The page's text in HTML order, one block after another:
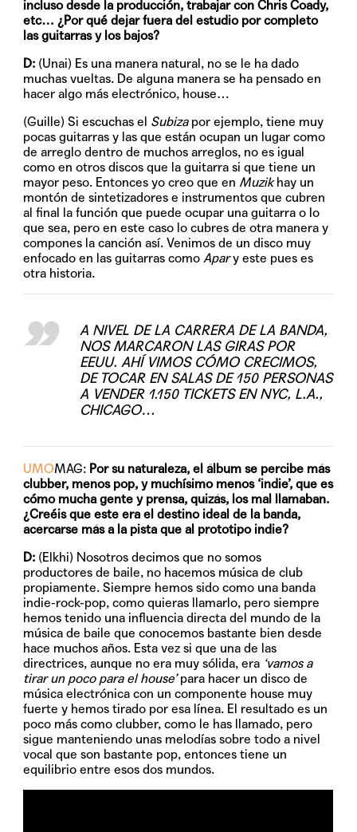
incluso desde la producción, trabajar con Chris Coady,
etc… ¿Por qué dejar fuera del estudio por completo
las guitarras y los bajos?
D: (Unai) Es una manera natural, no se le ha dado
muchas vueltas. De alguna manera se ha pensado en
hacer algo más electrónico, house…
(Guille) Si escuchas el Subizapor ejemplo, tiene muy
pocas guitarras y las que están ocupan un lugar como
de arreglo dentro de muchos arreglos, no es igual
como en otros discos que la guitarra si que tiene un
mayor peso. Entonces yo creo que en Muzikhay un
montón de sintetizadores e instrumentos que cubren
al final la función que puede ocupar una guitarra o lo
que sea, pero en este caso lo cubres de otra manera y
compones la canción así. Venimos de un disco muy
enfocado en las guitarras como Apary este pues es
otra historia.
A NIVEL DE LA CARRERA DE LA BANDA,
NOS MARCARON LAS GIRAS POR
EEUU. AHÍ VIMOS CÓMO CRECIMOS,
DE TOCAR EN SALAS DE 150 PERSONAS
A VENDER 1.150 TICKETS EN NYC, L.A.,
CHICAGO…
UMOMAG: Por su naturaleza, el álbum se percibe más
clubber, menos pop, y muchísimo menos ‘indie’, que es
cómo mucha gente y prensa, quizás, los mal llamaban.
¿Creéis que este era el destino ideal de la banda,
acercarse más a la pista que al prototipo indie?
D: (Elkhi) Nosotros decimos que no somos
productores de baile, no hacemos música de club
propiamente. Siempre hemos sido como una banda
indie-rock-pop, como quieras llamarlo, pero siempre
hemos tenido una influencia directa del mundo de la
música de baile que conocemos bastante bien desde
hace muchos años. Esta vez si que una de las
directrices, aunque no era muy sólida, era ‘vamos a
tirar un poco para el house’para hacer un disco de
música electrónica con un componente house muy
fuerte y hemos tirado por esa línea. El resultado es un
poco más como clubber, como le has llamado, pero
sigue manteniendo unas melodías sobre todo a nivel
vocal que son bastante pop, entonces tiene un
equilibrio entre esos dos mundos.